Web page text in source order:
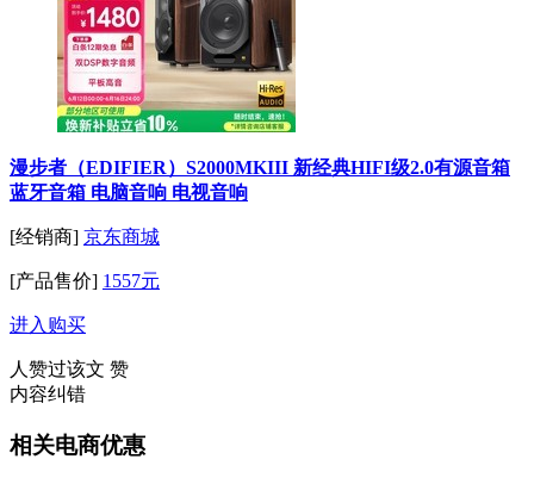
漫步者（EDIFIER）S2000MKIII 新经典HIFI级2.0有源音箱
蓝牙音箱 电脑音响 电视音响
[经销商] 京东商城
[产品售价] 1557元
进入购买
人赞过该文 赞
内容纠错
相关电商优惠